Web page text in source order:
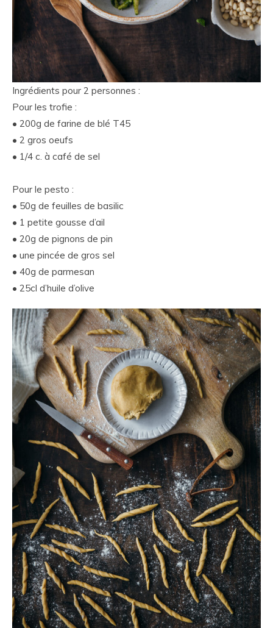
Ingrédients pour 2 personnes :
Pour les trofie :
• 200g de farine de blé T45
• 2 gros oeufs
• 1/4 c. à café de sel
Pour le pesto :
• 50g de feuilles de basilic
• 1 petite gousse d’ail
• 20g de pignons de pin
• une pincée de gros sel
• 40g de parmesan
• 25cl d’huile d’olive